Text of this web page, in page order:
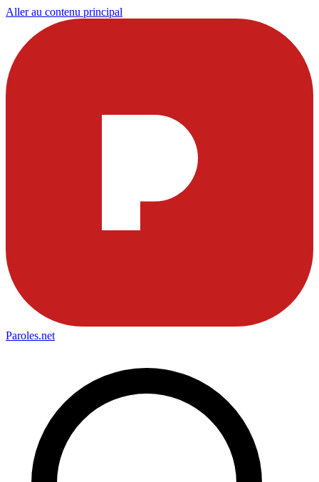
Aller au contenu principal
Paroles.net